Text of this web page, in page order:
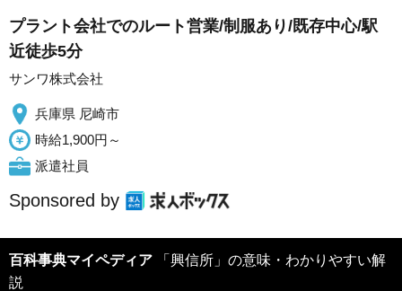
プラント会社でのルート営業/制服あり/既存中心/駅
近徒歩5分
サンワ株式会社
兵庫県 尼崎市
時給1,900円～
派遣社員
Sponsored by
百科事典マイペディア 「興信所」の意味・わかりやすい解
説